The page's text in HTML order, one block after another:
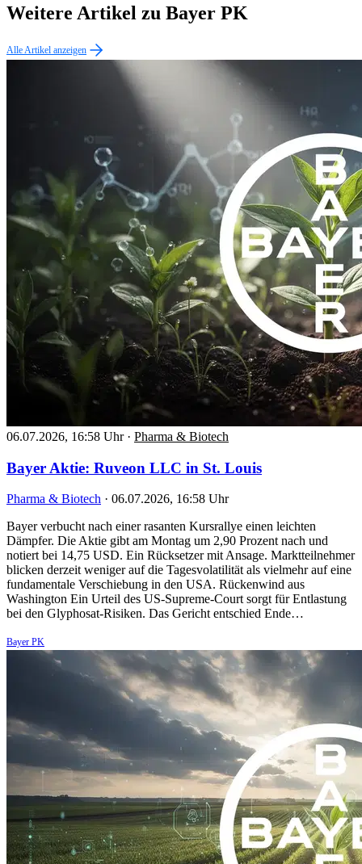
Weitere Artikel zu Bayer PK
Alle Artikel anzeigen
06.07.2026, 16:58 Uhr · Pharma & Biotech
Bayer Aktie: Ruveon LLC in St. Louis
Pharma & Biotech · 06.07.2026, 16:58 Uhr
Bayer verbucht nach einer rasanten Kursrallye einen leichten
Dämpfer. Die Aktie gibt am Montag um 2,90 Prozent nach und
notiert bei 14,75 USD. Ein Rücksetzer mit Ansage. Marktteilnehmer
blicken derzeit weniger auf die Tagesvolatilität als vielmehr auf eine
fundamentale Verschiebung in den USA. Rückenwind aus
Washington Ein Urteil des US-Supreme-Court sorgt für Entlastung
bei den Glyphosat-Risiken. Das Gericht entschied Ende…
Bayer PK